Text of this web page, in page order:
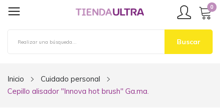
0
Buscar
Inicio
Cuidado personal
Cepillo alisador "Innova hot brush" Ga.ma.